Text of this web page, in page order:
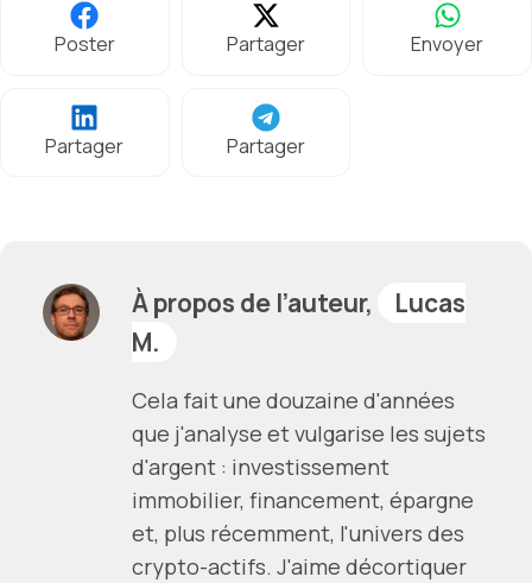
Poster Partager Envoyer
Partager Partager
À propos de l’auteur,
Lucas
M.
Cela fait une douzaine d'années
que j'analyse et vulgarise les sujets
d'argent : investissement
immobilier, financement, épargne
et, plus récemment, l'univers des
crypto-actifs. J'aime décortiquer